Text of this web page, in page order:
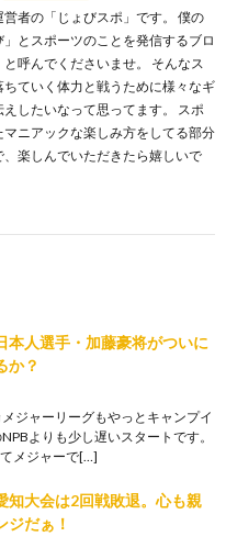
者の「じょびスポ」です。 僕の
とスポーツのことを発信するブロ
呼んでくださいませ。 そんなス
ていく体力と戦うために様々なギ
したいなって思ってます。 スポ
ニアックな楽しみ方をしてる部分
楽しんでいただきたら嬉しいで
本人選手・加藤豪将がついに
か？
ジャーリーグもやっとキャンプイ
よりも少し遅いスタートです。
メジャーで[…]
知大会は2回戦敗退。心も親
ジだぁ！